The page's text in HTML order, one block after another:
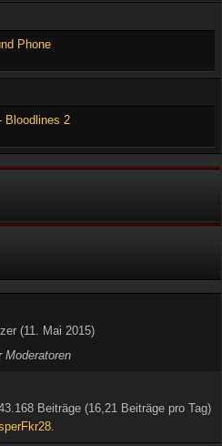
Phone
Bloodlines 2
(11. Mai 2015)
Moderatoren
Beiträge (16,21 Beiträge pro Tag)
.